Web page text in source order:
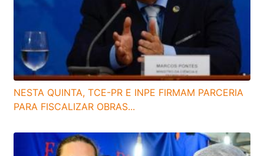
NESTA QUINTA, TCE-PR E INPE FIRMAM PARCERIA
PARA FISCALIZAR OBRAS...